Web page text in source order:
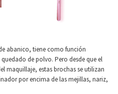
abanico, tiene como función
de polvo. Pero desde que el
maquillaje, estas brochas se utilizan
por encima de las mejillas, nariz,